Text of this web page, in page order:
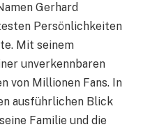
Gerhard
Persönlichkeiten
Mit seinem
unverkennbaren
von Millionen Fans. In
ausführlichen Blick
Familie und die